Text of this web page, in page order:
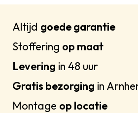
Altijd goede garantie
Stoffering op maat
Levering in 48 uur
Gratis bezorging in
Montage op locatie